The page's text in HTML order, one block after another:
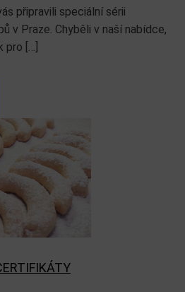
připravili speciální sérii
v Praze. Chyběli v naší nabídce,
pro […]